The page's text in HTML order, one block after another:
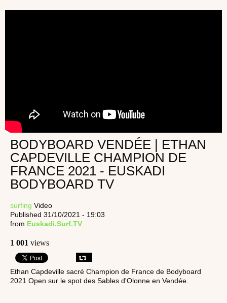
BODYBOARD VENDÉE | ETHAN
CAPDEVILLE CHAMPION DE
FRANCE 2021 - EUSKADI
BODYBOARD TV
surfing Video
Published 31/10/2021 - 19:03
from Euskadi.Surf.TV
1 001 views
Ethan Capdeville sacré Champion de France de Bodyboard
2021 Open sur le spot des Sables d'Olonne en Vendée.